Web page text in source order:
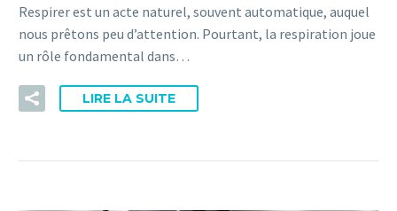
Respirer est un acte naturel, souvent automatique, auquel
nous prêtons peu d’attention. Pourtant, la respiration joue
un rôle fondamental dans…
LIRE LA SUITE